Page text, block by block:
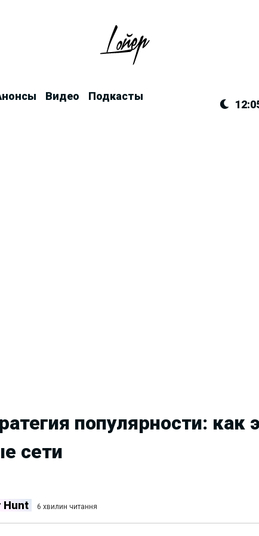
Видео
Подкасты
популярности: как
сети
Hunt 6 хвилин читання